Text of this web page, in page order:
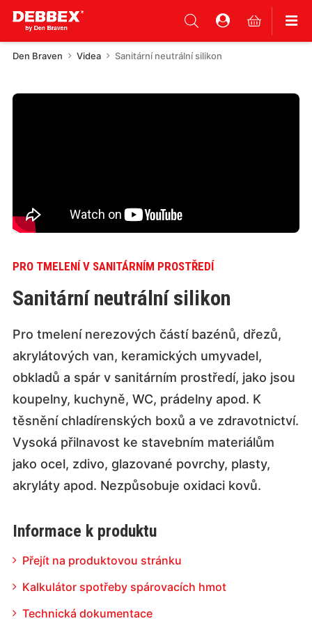
Den Braven Videa Sanitární neutrální silikon
PRO TMELENÍ V SANITÁRNÍM PROSTŘEDÍ
Sanitární neutrální silikon
Pro tmelení nerezových částí bazénů, dřezů,
akrylátových van, keramických umyvadel,
obkladů a spár v sanitárním prostředí, jako jsou
koupelny, kuchyně, WC, prádelny apod. K
těsnění chladírenských boxů a ve zdravotnictví.
Vysoká přilnavost ke stavebním materiálům
jako ocel, zdivo, glazované povrchy, plasty,
akryláty apod. Nezpůsobuje oxidaci kovů.
Informace k produktu
Přejít na produktovou stránku
Kalkulátor spotřeby spárovacích hmot
Technická dokumentace